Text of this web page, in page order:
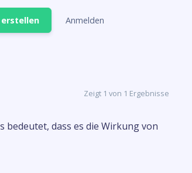
Anmelden
Zeigt 1 von 1 Ergebnisse
dass es die Wirkung von